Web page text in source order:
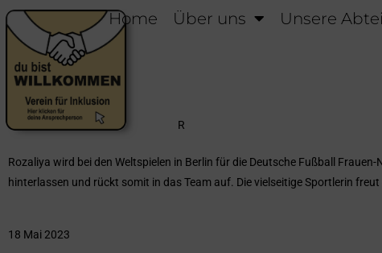
Home Über uns Unsere
R
Rozaliya wird bei den Weltspielen in Berlin für die Deutsche Fußball
hinterlassen und rückt somit in das Team auf. Die vielseitige Sportlerin
18 Mai 2023